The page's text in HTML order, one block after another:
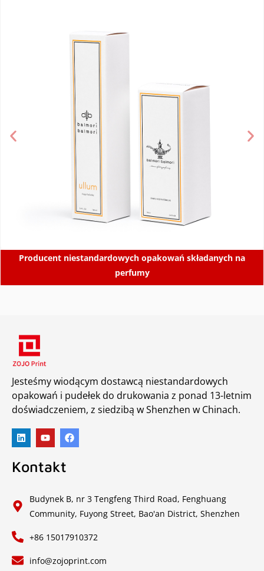
Producent niestandardowych opakowań składanych na
perfumy
Jesteśmy wiodącym dostawcą niestandardowych
opakowań i pudełek do drukowania z ponad 13-letnim
doświadczeniem, z siedzibą w Shenzhen w Chinach.
Kontakt
Budynek B, nr 3 Tengfeng Third Road, Fenghuang
Community, Fuyong Street, Bao'an District, Shenzhen
+86 15017910372
info@zojoprint.com